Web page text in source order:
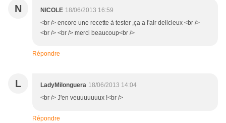
N NICOLE 18/06/2013 16:59
<br /> encore une recette à tester ,ça a l'air delicieux <br />
<br /> <br /> merci beaucoup<br />
Répondre
L LadyMilonguera 18/06/2013 14:04
<br /> J'en veuuuuuuux !<br />
Répondre